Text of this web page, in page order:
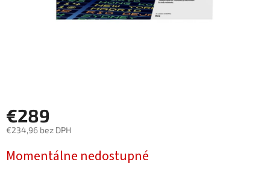
€289
€234,96 bez DPH
cena:
Momentálne nedostupné